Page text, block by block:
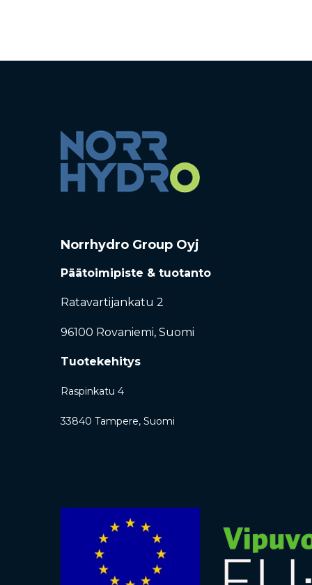
Norrhydro Group Oyj
Päätoimipiste & tuotanto
Ratavartijankatu 2
96100 Rovaniemi, Suomi
Tuotekehitys
Raspinkatu 4
33840 Tampere, Suomi